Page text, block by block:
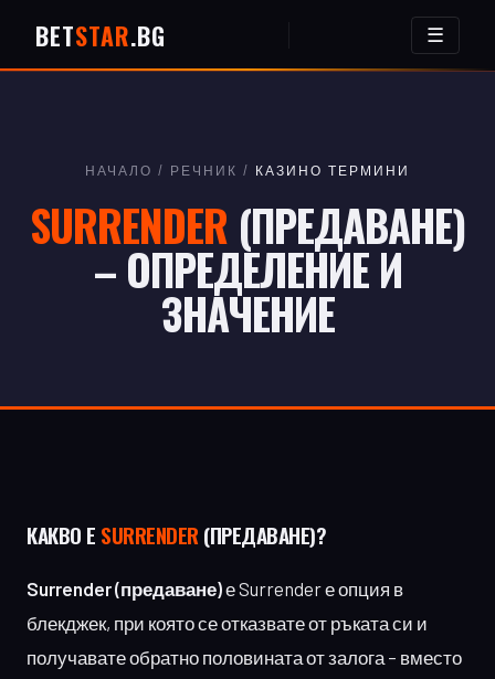
BETSTAR.BG ☰
НАЧАЛО / РЕЧНИК / КАЗИНО ТЕРМИНИ
SURRENDER (ПРЕДАВАНЕ)
– ОПРЕДЕЛЕНИЕ И
ЗНАЧЕНИЕ
КАКВО Е SURRENDER(ПРЕДАВАНЕ)?
Surrender (предаване)е Surrender е опция в
блекджек, при която се отказвате от ръката си и
получавате обратно половината от залога – вместо